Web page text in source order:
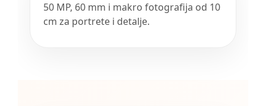
50 MP, 60 mm i makro fotografija od 10
cm za portrete i detalje.